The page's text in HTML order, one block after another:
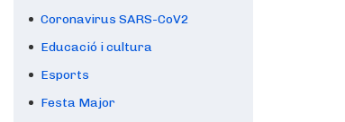
Coronavirus SARS-CoV2
Educació i cultura
Esports
Festa Major